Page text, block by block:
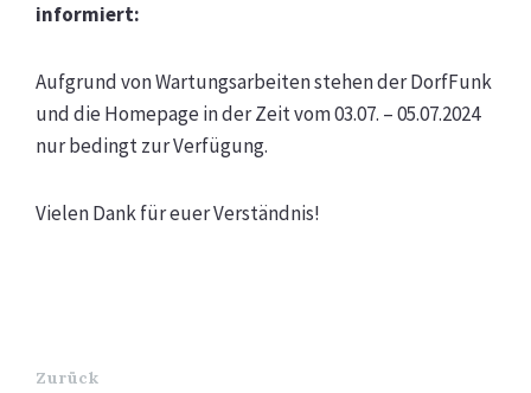
informiert:
Aufgrund von Wartungsarbeiten stehen der DorfFunk
und die Homepage in der Zeit vom 03.07. – 05.07.2024
nur bedingt zur Verfügung.
Vielen Dank für euer Verständnis!
Zurück